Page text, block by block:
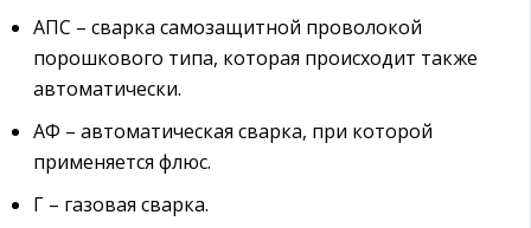
АПС – сварка самозащитной проволокой
порошкового типа, которая происходит также
автоматически.
АФ – автоматическая сварка, при которой
применяется флюс.
Г – газовая сварка.